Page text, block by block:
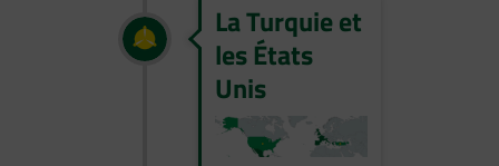
La Turquie et
les États
Unis